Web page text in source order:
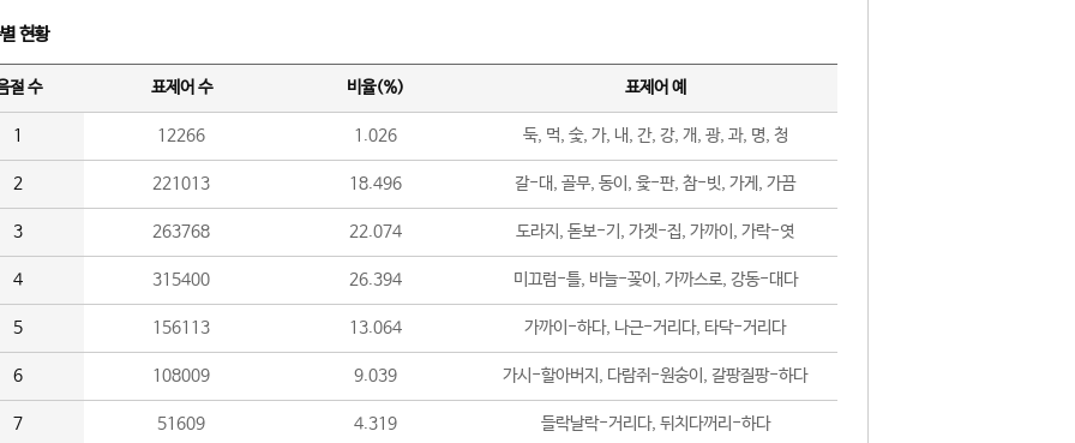
현황
절 수 표제어 수 비율(%) 표제어 예
1 12266 1.026 둑, 먹, 숯, 가, 내, 간, 강, 개, 광, 과, 명, 청
2 221013 18.496 갈-대, 골무, 동이, 윷-판, 참-빗, 가게, 가끔
3 263768 22.074 도라지, 돋보-기, 가겟-집, 가까이, 가락-엿
4 315400 26.394 미끄럼-틀, 바늘-꽂이, 가까스로, 강동-대다
5 156113 13.064 가까이-하다, 나근-거리다, 타닥-거리다
6 108009 9.039 가시-할아버지, 다람쥐-원숭이, 갈팡질팡-하다
7 51609 4.319 들락날락-거리다, 뒤치다꺼리-하다